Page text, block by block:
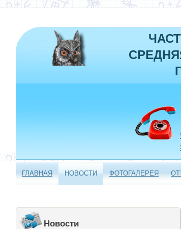
ГЛАВНАЯ НОВОСТИ ФОТОГАЛЕРЕЯ
Новости